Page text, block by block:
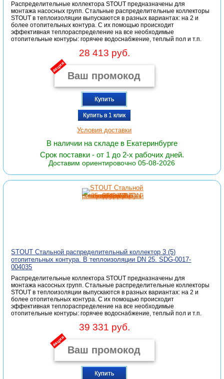
Распределительные коллектора STOUT предназначены для
монтажа насосных групп. Стальные распределительные коллекторы
STOUT в теплоизоляции выпускаются в разных вариантах: на 2 и
более отопительных контура. С их помощью происходит
эффективная теплораспределение на все необходимые
отопительные контуры: горячее водоснабжение, теплый пол и т.п.
28 413 руб.
акция
Купить
Купить в 1 клик
Условия доставки
В наличии на складе в Екатеринбурге
Срок поставки - от 1 до 2-х рабочих дней.
Доставим ориентировочно 05-08-2026
STOUT Стальной распределительный коллектор 3 (5)
отопительных контура. В теплоизоляции DN 25. SDG-0017-
004035
Распределительные коллектора STOUT предназначены для
монтажа насосных групп. Стальные распределительные коллекторы
STOUT в теплоизоляции выпускаются в разных вариантах: на 2 и
более отопительных контура. С их помощью происходит
эффективная теплораспределение на все необходимые
отопительные контуры: горячее водоснабжение, теплый пол и т.п.
39 331 руб.
акция
Купить